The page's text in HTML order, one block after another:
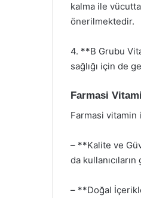
kalma ile
önerilmektedir.
4. **B Grubu
sağlığı için de
Farmasi
Farmasi vitamin
– **Kalite ve
da
– **Doğal